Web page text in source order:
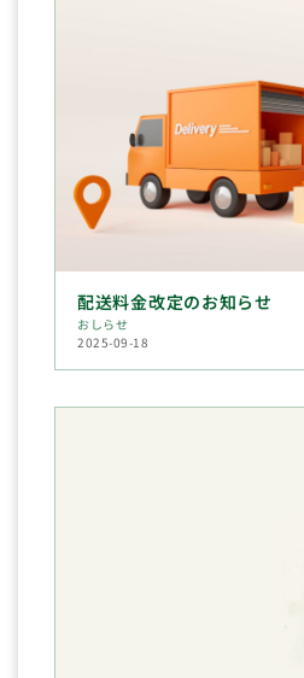
配送料金改定のお知らせ
おしらせ
2025-09-18